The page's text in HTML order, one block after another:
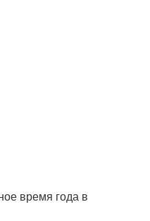
время года в